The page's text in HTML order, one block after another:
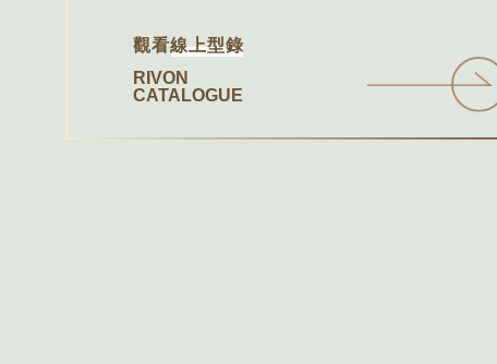
觀看線上型錄
RIVON
CATALOGUE